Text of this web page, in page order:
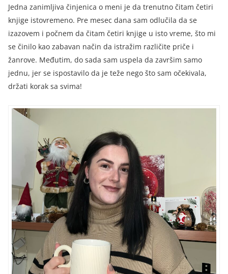
Jedna zanimljiva činjenica o meni je da trenutno čitam četiri
knjige istovremeno. Pre mesec dana sam odlučila da se
izazovem i počnem da čitam četiri knjige u isto vreme, što mi
se činilo kao zabavan način da istražim različite priče i
žanrove. Međutim, do sada sam uspela da završim samo
jednu, jer se ispostavilo da je teže nego što sam očekivala,
držati korak sa svima!